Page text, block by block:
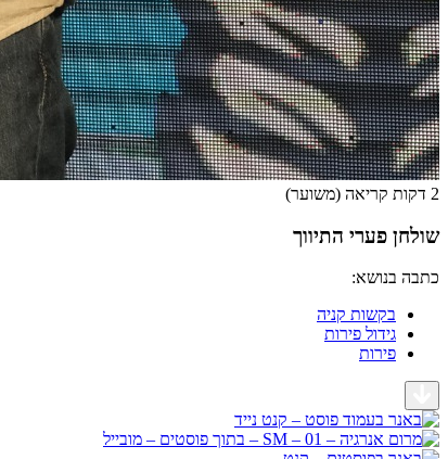
2 דקות קריאה (משוער)
שולחן פערי התיווך
כתבה בנושא:
בקשות קניה
גידול פירות
פירות